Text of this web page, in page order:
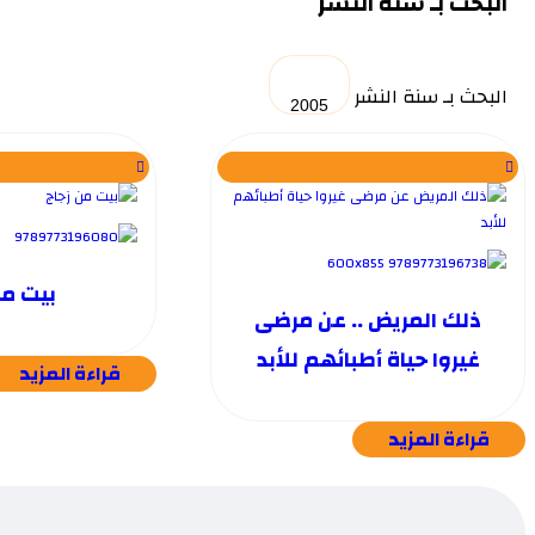
البحث بـ سنة النشر
ذلك المريض .. عن مرضى
غيروا حياة أطبائهم للأبد
قراءة المزيد
بيت
قراءة المزيد